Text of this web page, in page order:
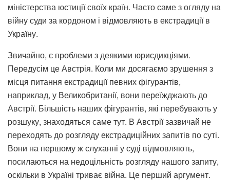
міністерства юстиції своїх країн. Часто саме з огляду на
війну суди за кордоном і відмовляють в екстрадиції в
Україну.
Звичайно, є проблеми з деякими юрисдикціями.
Передусім це Австрія. Коли ми досягаємо зрушення з
місця питання екстрадиції певних фігурантів,
наприклад, у Великобританії, вони переїжджають до
Австрії. Більшість наших фігурантів, які перебувають у
розшуку, знаходяться саме тут. В Австрії зазвичай не
переходять до розгляду екстрадиційних запитів по суті.
Вони на першому ж слуханні у суді відмовляють,
посилаються на недоцільність розгляду нашого запиту,
оскільки в Україні триває війна. Це перший аргумент.